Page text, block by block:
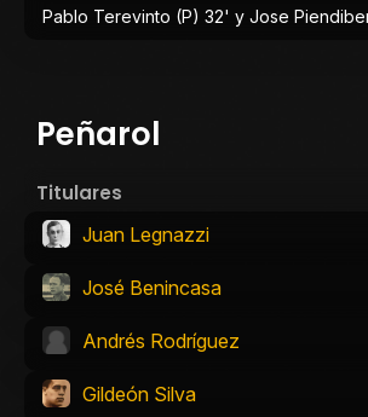
Pablo Terevinto (P) 32' y Jose
Peñarol
Titulares
Juan Legnazzi
José Benincasa
Andrés Rodríguez
Gildeón Silva